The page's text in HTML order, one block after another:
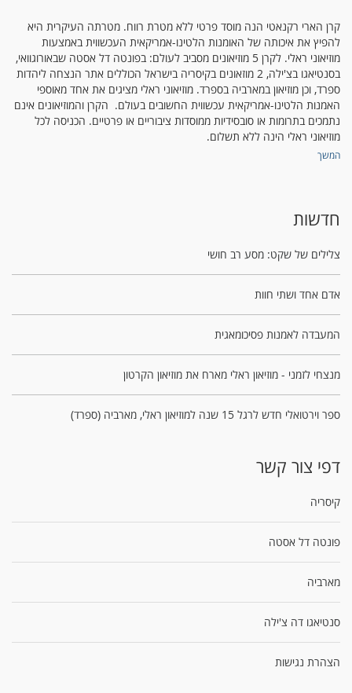
קרן הארי רקנאטי הנה מוסד פרטי ללא מטרת רווח. מטרתה העיקרית היא
להפיץ את איכותה של האומנות הלטינו-אמריקאית העכשווית באמצעות
מוזיאוני ראלי. לקרן 5 מוזיאונים מסביב לעולם: בפונטה דל אסטה שבאורוגוואי,
בסנטיאגו בצ'ילה, 2 מוזאונים בקיסריה בישראל הכוללים אתר הנצחה ליהדות
ספרד, וכן מוזיאון במארביה בספרד. מוזיאוני ראלי מציגים את אחד מאוספי
האמנות הלטינו-אמריקאית עכשווית החשובים בעולם. הקרן והמוזיאונים אינם
נתמכים בתרומות או סובסידיות ממוסדות ציבוריים או פרטיים. הכניסה לכל
מוזיאוני ראלי הינה ללא תשלום.
המשך
חדשות
צלילים של שקט: מסע רב חושי
אדם אחד ושתי חוות
המעבדה לאמנות פסיכומאגית
מנצחי לזמני - מוזיאון ראלי מארח את מוזיאון הקרטון
ספר וירטואלי חדש לרגל 15 שנה למוזיאון ראלי, מארביה (ספרד)
דפי צור קשר
קיסריה
פונטה דל אסטה
מארביה
סנטיאגו דה צ'ילה
הצהרת נגישות